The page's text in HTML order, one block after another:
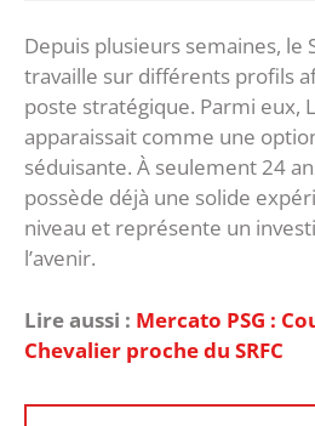
‎Depuis plusieurs semaines, le
travaille sur différents profils
poste stratégique. Parmi eux,
apparaissait comme une
séduisante. À seulement 24
possède déjà une solide
niveau et représente un
l’avenir.
Lire aussi : Mercato PSG :
Chevalier proche du SRFC